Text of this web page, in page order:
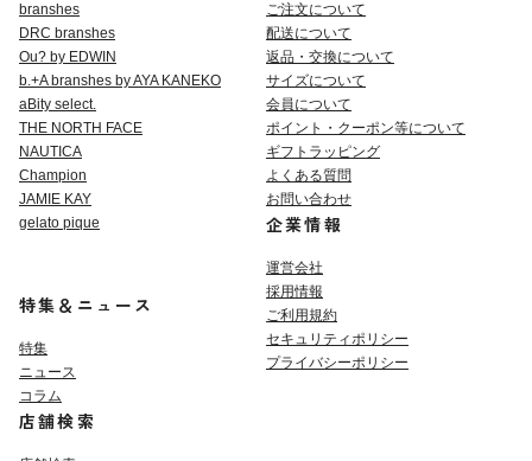
branshes
DRC branshes
Ou? by EDWIN
b.+A branshes by AYA KANEKO
aBity select.
THE NORTH FACE
NAUTICA
Champion
JAMIE KAY
gelato pique
特集＆ニュース
特集
ニュース
コラム
店舗検索
ご注文について
配送について
返品・交換について
サイズについて
会員について
ポイント・クーポン等について
ギフトラッピング
よくある質問
お問い合わせ
企業情報
運営会社
採用情報
ご利用規約
セキュリティポリシー
プライバシーポリシー